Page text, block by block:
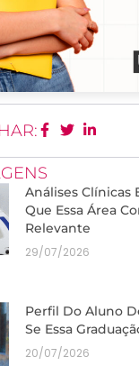
Análises Clínicas
Que Essa Área
Relevante
29/07/2026
Perfil Do Aluno
Se Essa
20/07/2026